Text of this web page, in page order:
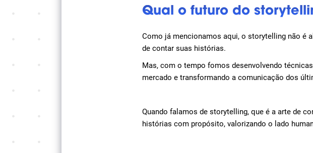
Qual o futuro do
Como já mencionamos aqui, o storytelling não é
de contar suas histórias.
Mas, com o tempo fomos desenvolvendo
mercado e transformando a comunicação dos
Quando falamos de storytelling, que é a arte de
histórias com propósito, valorizando o lado